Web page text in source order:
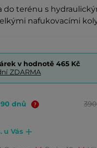
terénu s
nafukovacími
v hodnotě 465 Kč
ZDARMA
dnů
u Vás